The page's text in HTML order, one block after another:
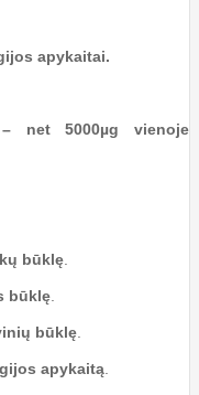
apykaitai.
net 5000µg vienoje
būklę
būklę
būklę
apykaitą